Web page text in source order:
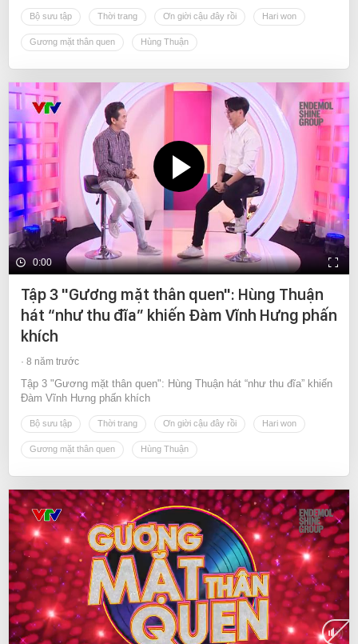
Bộ sưu tập Thời trang Ơn giời cậu đây rồi Hari won
Gương mặt thân quen Hùng Thuận
0:00
Tập 3 "Gương mặt thân quen": Hùng Thuận
hát “như thu đĩa” khiến Đàm Vĩnh Hưng phấn
khích
8 năm trước
Tập 3 "Gương mặt thân quen": Hùng Thuận hát “như thu đĩa” khiến
Đàm Vĩnh Hưng phấn khích
Bộ sưu tập Thời trang Ơn giời cậu đây rồi Hari won
Gương mặt thân quen Hùng Thuận